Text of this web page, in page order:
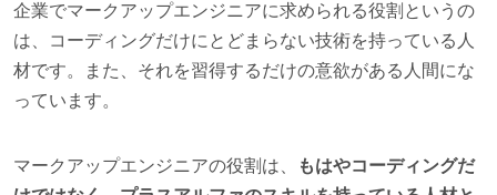
企業でマークアップエンジニアに求められる役割というの
は、コーディングだけにとどまらない技術を持っている人
材です。また、それを習得するだけの意欲がある人間にな
っています。
マークアップエンジニアの役割は、
もはやコーディングだ